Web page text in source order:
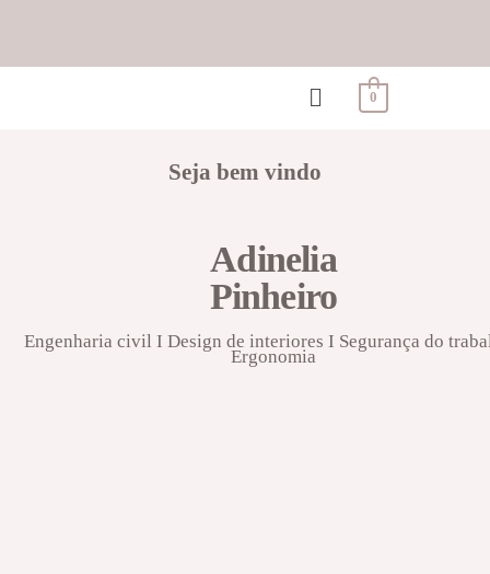
0
Seja bem vindo
Adinelia
Pinheiro
Engenharia civil I Design de interiores I Segurança do
Ergonomia